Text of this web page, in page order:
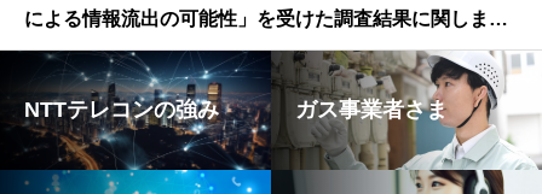
による情報流出の可能性」を受けた調査結果に関しまし
て
NTTテレコンの強み ガス事業者さま